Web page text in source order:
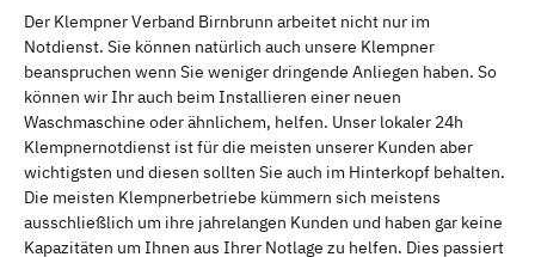
Der Klempner Verband Birnbrunn arbeitet nicht nur im
Notdienst. Sie können natürlich auch unsere Klempner
beanspruchen wenn Sie weniger dringende Anliegen haben. So
können wir Ihr auch beim Installieren einer neuen
Waschmaschine oder ähnlichem, helfen. Unser lokaler 24h
Klempnernotdienst ist für die meisten unserer Kunden aber
wichtigsten und diesen sollten Sie auch im Hinterkopf behalten.
Die meisten Klempnerbetriebe kümmern sich meistens
ausschließlich um ihre jahrelangen Kunden und haben gar keine
Kapazitäten um Ihnen aus Ihrer Notlage zu helfen. Dies passiert